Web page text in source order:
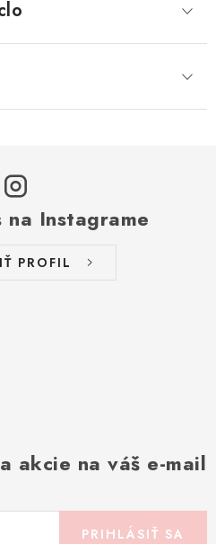
na Instagrame
PROFIL
akcie na váš e-mail
PRIHLÁSIŤ SA